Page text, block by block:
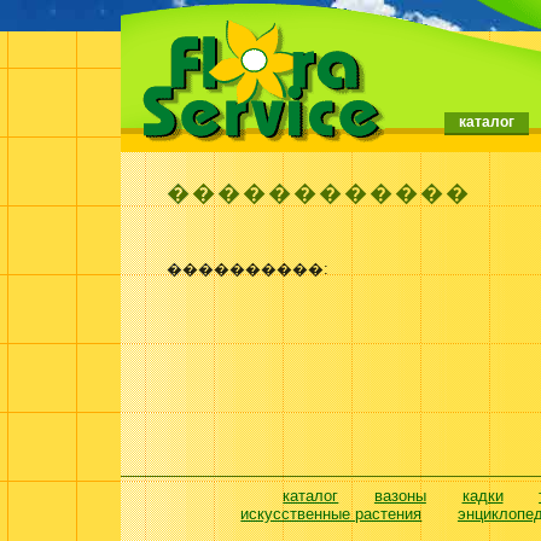
каталог
������������
����������:
каталог вазоны кадки
искусственные растения